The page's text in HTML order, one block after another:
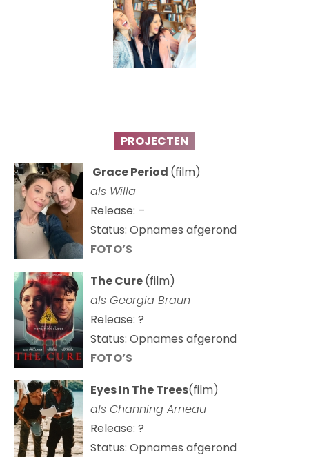
PROJECTEN
Grace Period (film)
als Willa
Release: –
Status: Opnames afgerond
FOTO’S
The Cure(film)
als Georgia Braun
Release: ?
Status: Opnames afgerond
FOTO’S
Eyes In The Trees(film)
als Channing Arneau
Release: ?
Status: Opnames afgerond